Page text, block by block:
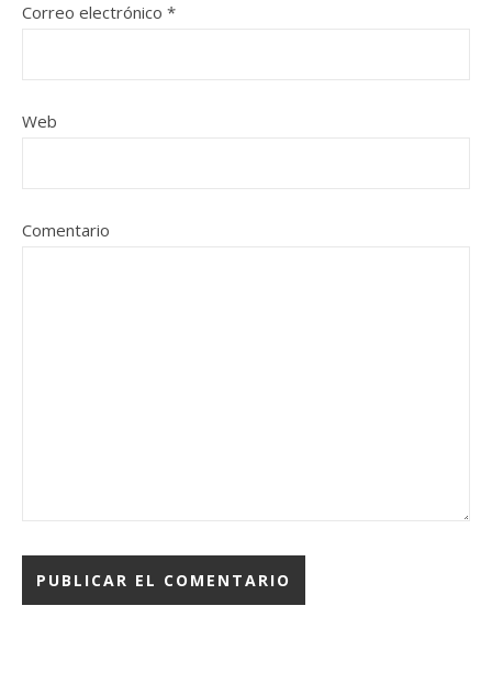
Correo electrónico *
Web
Comentario